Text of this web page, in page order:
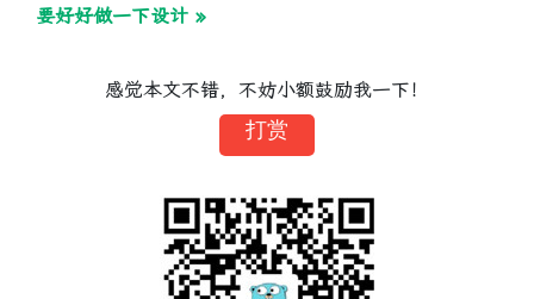
要好好做一下设计 »
感觉本文不错，不妨小额鼓励我一下！
打赏